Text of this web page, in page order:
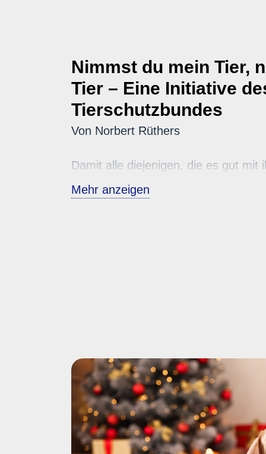
Nimmst du mein Tier,
Tier – Eine Initiative
Tierschutzbundes
Von Norbert Rüthers
Damit alle diejenigen, die es gut mit
nicht auf den Urlaub verzichten
Deutsche Tierschutzbund mit
Urlaub“ werden jedes Jahr fast
allem Hunde und Katzen – von
Auch die Zahl der abgegebenen
Meerschweinchen und Ratten,
meisten ereilt dieses Schicksal,
Ferien aufbrechen und sich vorab
Mehr anzeigen